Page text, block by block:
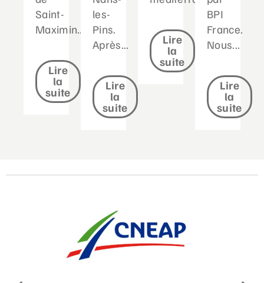
Saint-
Maximin....
Lire
la
suite
les-
Pins.
Après...
Lire
la
suite
Lire
la
suite
BPI
France.
Nous...
Lire
la
suite